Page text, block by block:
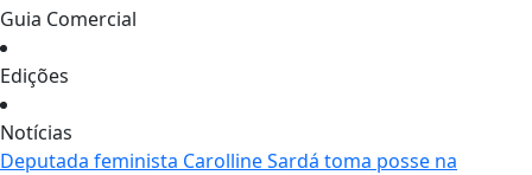
Guia Comercial
Edições
Notícias
Deputada feminista Carolline Sardá toma posse na